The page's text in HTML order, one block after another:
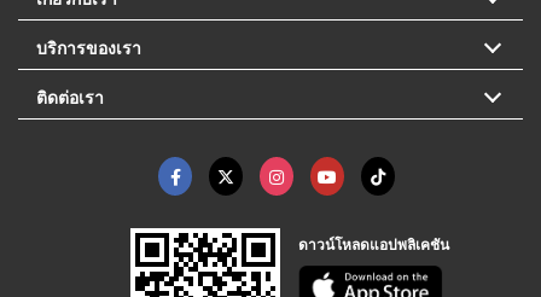
บริการของเรา
ติดต่อเรา
ดาวน์โหลดแอปพลิเคชัน